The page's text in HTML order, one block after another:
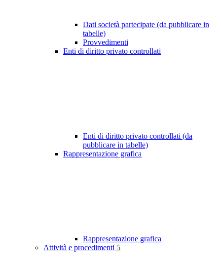
Dati società partecipate (da pubblicare in
tabelle)
Provvedimenti
Enti di diritto privato controllati
Enti di diritto privato controllati (da
pubblicare in tabelle)
Rappresentazione grafica
Rappresentazione grafica
Attività e procedimenti 5